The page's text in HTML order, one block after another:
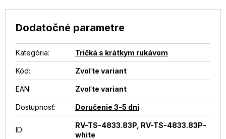
Dodatočné parametre
Kategória: Tričká s krátkym rukávom
Kód: Zvoľte variant
EAN: Zvoľte variant
Dostupnosť: Doručenie 3-5 dní
ID:
RV-TS-4833.83P, RV-TS-4833.83P-
white